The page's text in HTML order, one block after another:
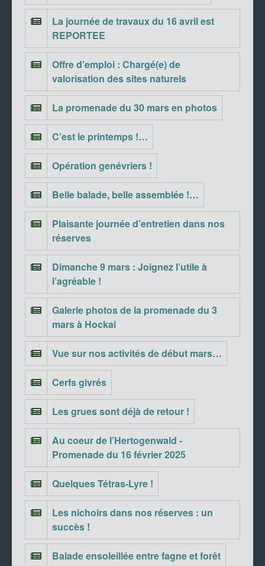
La journée de travaux du 16 avril est
REPORTEE
Offre d’emploi : Chargé(e) de
valorisation des sites naturels
La promenade du 30 mars en photos
C’est le printemps !…
Opération genévriers !
Belle balade, belle assemblée !…
Plaisante journée d’entretien dans nos
réserves
Dimanche 9 mars : Joignez l’utile à
l’agréable !
Galerie photos de la promenade du 3
mars à Hockai
Vue sur nos activités de début mars…
Cerfs givrés
Les grues sont déjà de retour !
Au coeur de l’Hertogenwald -
Promenade du 16 février 2025
Quelques Tétras-Lyre !
Les nichoirs dans nos réserves : un
succès !
Balade ensoleillée entre fagne et forêt